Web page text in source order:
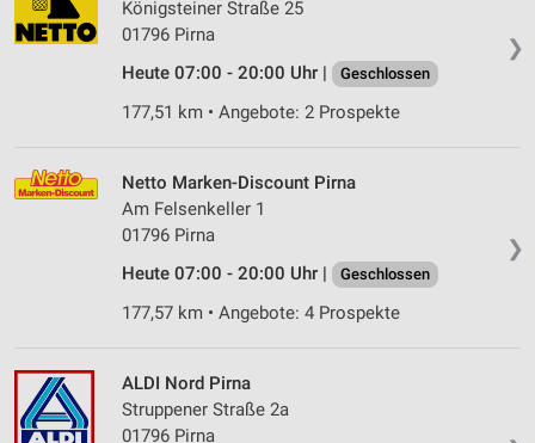
❯
Königsteiner Straße 25
01796 Pirna
Heute 07:00 - 20:00 Uhr |
Geschlossen
177,51 km • Angebote: 2 Prospekte
❯
Netto Marken-Discount Pirna
Am Felsenkeller 1
01796 Pirna
Heute 07:00 - 20:00 Uhr |
Geschlossen
177,57 km • Angebote: 4 Prospekte
ALDI Nord Pirna
Struppener Straße 2a
01796 Pirna